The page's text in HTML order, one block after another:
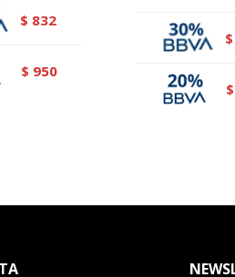
$ 832
$ 950
$
$